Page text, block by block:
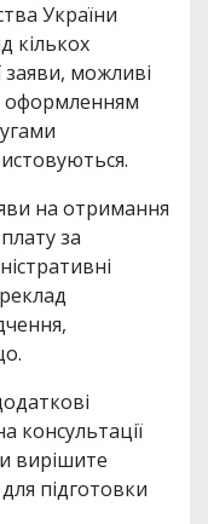
України
кількох
заяви, можливі
оформленням
на отримання
за
консультації
вирішите
підготовки